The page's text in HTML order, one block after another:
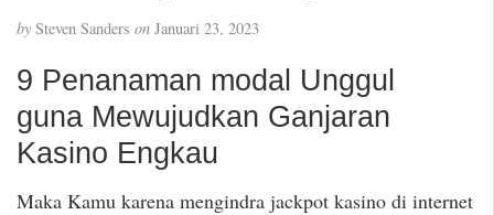
by Steven Sanders on Januari 23, 2023
9 Penanaman modal Unggul
guna Mewujudkan Ganjaran
Kasino Engkau
Maka Kamu karena mengindra jackpot kasino di internet